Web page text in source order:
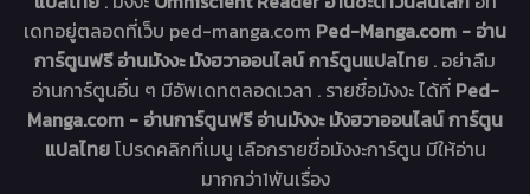
เดทอยู่ตลอดที่เว็บ ped-manga.com Ped-Manga.com - อ่าน
การ์ตูนฟรี อ่านมังงะ มังฮวาออนไลน์ การ์ตูนแปลไทย . อย่าลืม
อ่านการ์ตูนอื่น ๆ มีอัพเดทตลอดเวลา . รายชื่อมังงะ ได้ที่ Ped-
Manga.com - อ่านการ์ตูนฟรี อ่านมังงะ มังฮวาออนไลน์ การ์ตูน
แปลไทยโปรดคลิกที่เมนู เลือกรายชื่อมังงะการ์ตูน มีให้อ่าน
มากกว่า1พันเรื่อง